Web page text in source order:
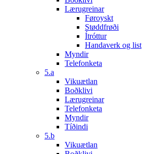
Lærugreinar
Føroyskt
Støddfrøði
Ítróttur
Handaverk og list
Myndir
Telefonketa
5.a
Vikuætlan
Boðklivi
Lærugreinar
Telefonketa
Myndir
Tíðindi
5.b
Vikuætlan